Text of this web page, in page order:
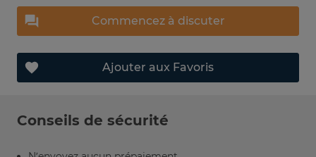
Commencez à discuter
Ajouter aux Favoris
Conseils de sécurité